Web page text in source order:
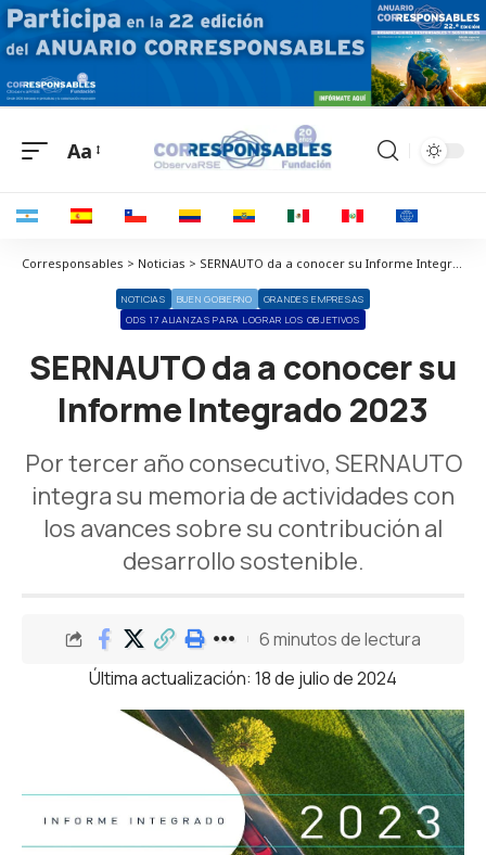
Aa
Corresponsables > Noticias > SERNAUTO da a conocer su Informe Integrado 2023
NOTICIAS BUEN GOBIERNO
GRANDES EMPRESAS
ODS 17 ALIANZAS PARA LOGRAR LOS OBJETIVOS
SERNAUTO da a conocer su
Informe Integrado 2023
Por tercer año consecutivo, SERNAUTO
integra su memoria de actividades con
los avances sobre su contribución al
desarrollo sostenible.
Última actualización: 18 de julio de 2024
6 minutos de lectura